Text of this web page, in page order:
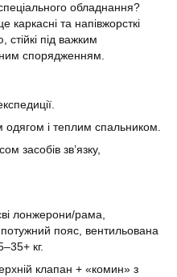
обладнання?
каркасні та напівжорсткі
під важким
спорядженням.
одягом і теплим спальником.
засобів зв’язку,
лонжерони/рама,
пояс, вентильована
кг.
клапан + «комин» з